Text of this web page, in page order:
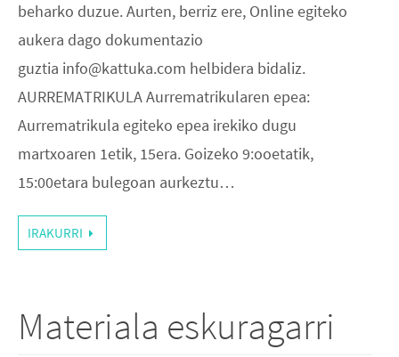
beharko duzue. Aurten, berriz ere, Online egiteko
aukera dago dokumentazio
guztia info@kattuka.com helbidera bidaliz.
AURREMATRIKULA Aurrematrikularen epea:
Aurrematrikula egiteko epea irekiko dugu
martxoaren 1etik, 15era. Goizeko 9:ooetatik,
15:00etara bulegoan aurkeztu…
IRAKURRI
Materiala eskuragarri